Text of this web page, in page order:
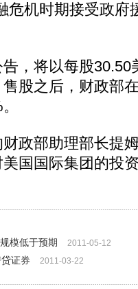
危机时期接受政府
将以每股30.50
股之后，财政部
部助理部长提
国国际集团的投
模低于预期
2011-05-12
证券 2011-03-22